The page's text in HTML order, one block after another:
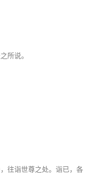
所说。
往诣世尊之处。诣已，各